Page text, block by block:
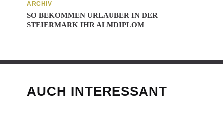
ARCHIV
SO BEKOMMEN URLAUBER IN DER
STEIERMARK IHR ALMDIPLOM
AUCH INTERESSANT